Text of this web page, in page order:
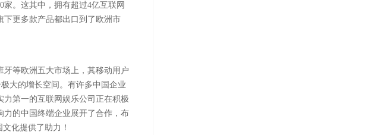
。这其中，拥有超过4亿互联网
下更多款产品都出口到了欧洲市
等欧洲五大市场上，其移动用户
大的增长空间。有许多中国企业
第一的互联网娱乐公司正在积极
的中国终端企业展开了合作，布
化提供了助力！